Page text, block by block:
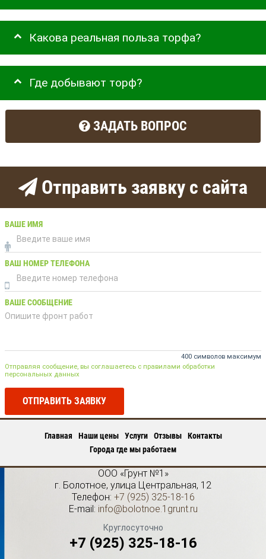
Какова реальная польза торфа?
Где добывают торф?
ЗАДАТЬ ВОПРОС
Отправить заявку с сайта
ВАШЕ ИМЯ
ВАШ НОМЕР ТЕЛЕФОНА
ВАШЕ СООБЩЕНИЕ
400 символов максимум
Отправляя сообщение, вы соглашаетесь с правилами обработки
персональных данных
ОТПРАВИТЬ ЗАЯВКУ
Главная Наши цены Услуги Отзывы
Контакты
Города где мы работаем
ООО «Грунт №1»
г. Болотное, улица Центральная, 12
Телефон: +7 (925) 325-18-16
E-mail: info@bolotnoe.1grunt.ru
Круглосуточно
+7 (925) 325-18-16